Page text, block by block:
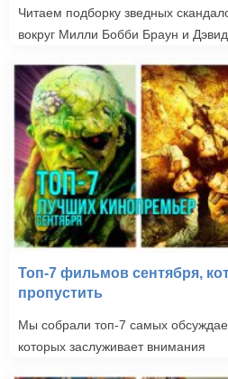
Читаем подборку зведных
вокруг Милли Бобби Браун и
Топ-7 фильмов сентября,
пропустить
Мы собрали топ-7 самых
которых заслуживает внимания